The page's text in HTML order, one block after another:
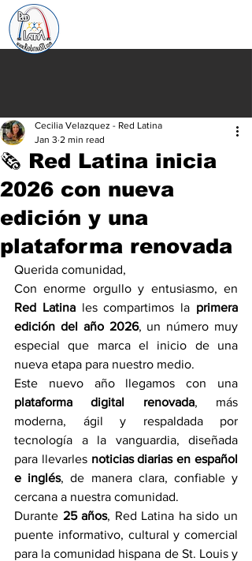
🗞️ Red Latina inicia
2026 con nueva
edición y una
plataforma renovada
Cecilia Velazquez - Red Latina
Jan 3 2 min read
Querida comunidad,
Red Latina les compartimos la primera
edición del año 2026, un número muy
especial que marca el inicio de una
nueva etapa para nuestro medio.
plataforma digital renovada, más
moderna, ágil y respaldada por
tecnología a la vanguardia, diseñada
para llevarles noticias diarias en español
e inglés, de manera clara, confiable y
cercana a nuestra comunidad.
Durante 25 años, Red Latina ha sido un
puente informativo, cultural y comercial
para la comunidad hispana de St. Louis y